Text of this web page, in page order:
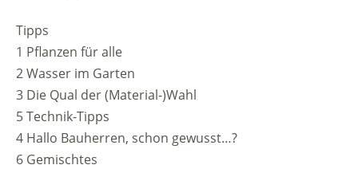
Tipps
1 Pflanzen für alle
2 Wasser im Garten
3 Die Qual der (Material-)Wahl
5 Technik-Tipps
4 Hallo Bauherren, schon gewusst…?
6 Gemischtes